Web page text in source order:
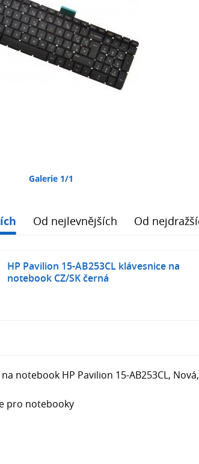
Galerie 1/1
Od nejlevnějších Od
HP Pavilion 15-AB253CL klávesnice na
notebook CZ/SK černá
notebook HP Pavilion 15-AB253CL,
pro notebooky